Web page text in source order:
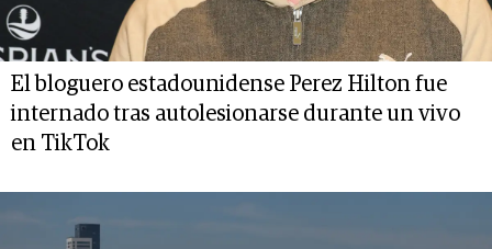
El bloguero estadounidense Perez Hilton fue
internado tras autolesionarse durante un vivo
en TikTok